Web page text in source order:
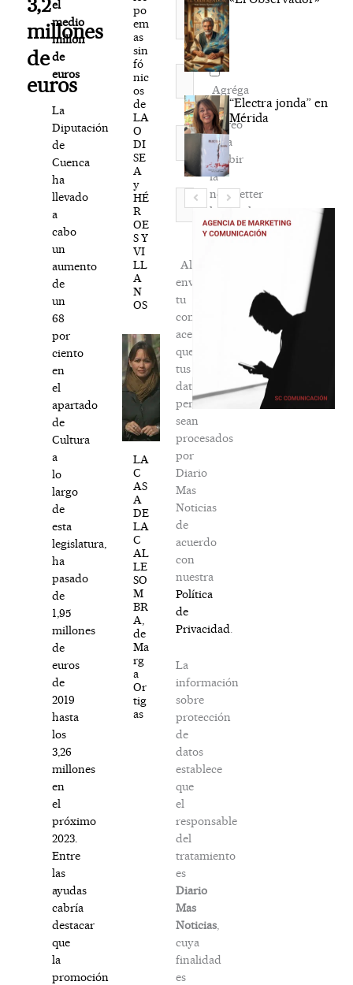
millones
de
euros
el
medio
millón
de
euros
La
Diputación
de
Cuenca
ha
llevado
a
cabo
un
aumento
de
un
68
por
ciento
en
el
apartado
de
Cultura
a
lo
largo
de
esta
legislatura,
ha
pasado
de
1,95
millones
de
euros
de
2019
hasta
los
3,26
millones
en
el
próximo
2023.
Entre
las
ayudas
cabría
destacar
que
la
promoción
po
em
as
sin
fó
nic
os
de
LA
O
DI
SE
A
y
HÉ
R
OE
S Y
VI
LL
A
N
OS
LA
C
AS
A
DE
LA
C
AL
LE
SO
M
BR
A,
de
Ma
rg
a
Or
tig
as
Nombre*
Correo
electrónico*
Web
Agréga
mi
correo
para
recibir
la
newsletter
habitual
Al
enviar
tu
comentario,
aceptas
que
tus
datos
personales
sean
procesados
por
Diario
Mas
Noticias
de
acuerdo
con
nuestra
Política
de
Privacidad
La
información
sobre
protección
de
datos
establece
que
el
responsable
del
tratamiento
es
Diario
Mas
Noticias
cuya
finalidad
es
“Electra jonda” en
Mérida